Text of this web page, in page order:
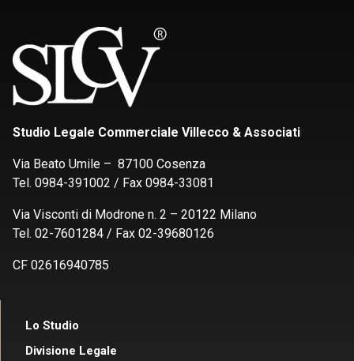
Studio Legale Commerciale Villecco & Associati
Via Beato Umile – 87100 Cosenza
Tel. 0984-391002 / Fax 0984-33081
Via Visconti di Modrone n. 2 – 20122 Milano
Tel. 02-7601284 / Fax 02-39680126
CF 02616940785
Lo Studio
Divisione Legale